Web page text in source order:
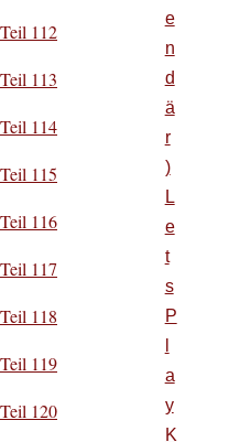
Teil 112
Teil 113
Teil 114
Teil 115
Teil 116
Teil 117
Teil 118
Teil 119
Teil 120
e
n
d
ä
r
)
L
e
t
s
P
a
y
K